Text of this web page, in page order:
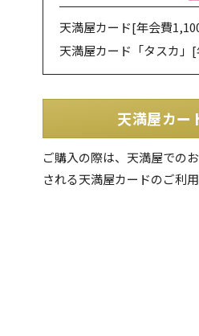
天満屋カード[年会費
天満屋カード「タスカ」 [
天満屋カー
ご購入の際は、天満屋での
される天満屋カードのご利